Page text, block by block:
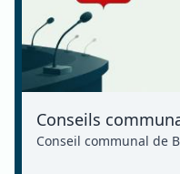
Conseils
Conseil communal de